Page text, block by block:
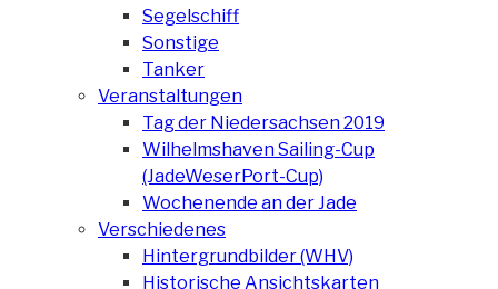
Segelschiff
Sonstige
Tanker
Veranstaltungen
Tag der Niedersachsen 2019
Wilhelmshaven Sailing-Cup
(JadeWeserPort-Cup)
Wochenende an der Jade
Verschiedenes
Hintergrundbilder (WHV)
Historische Ansichtskarten